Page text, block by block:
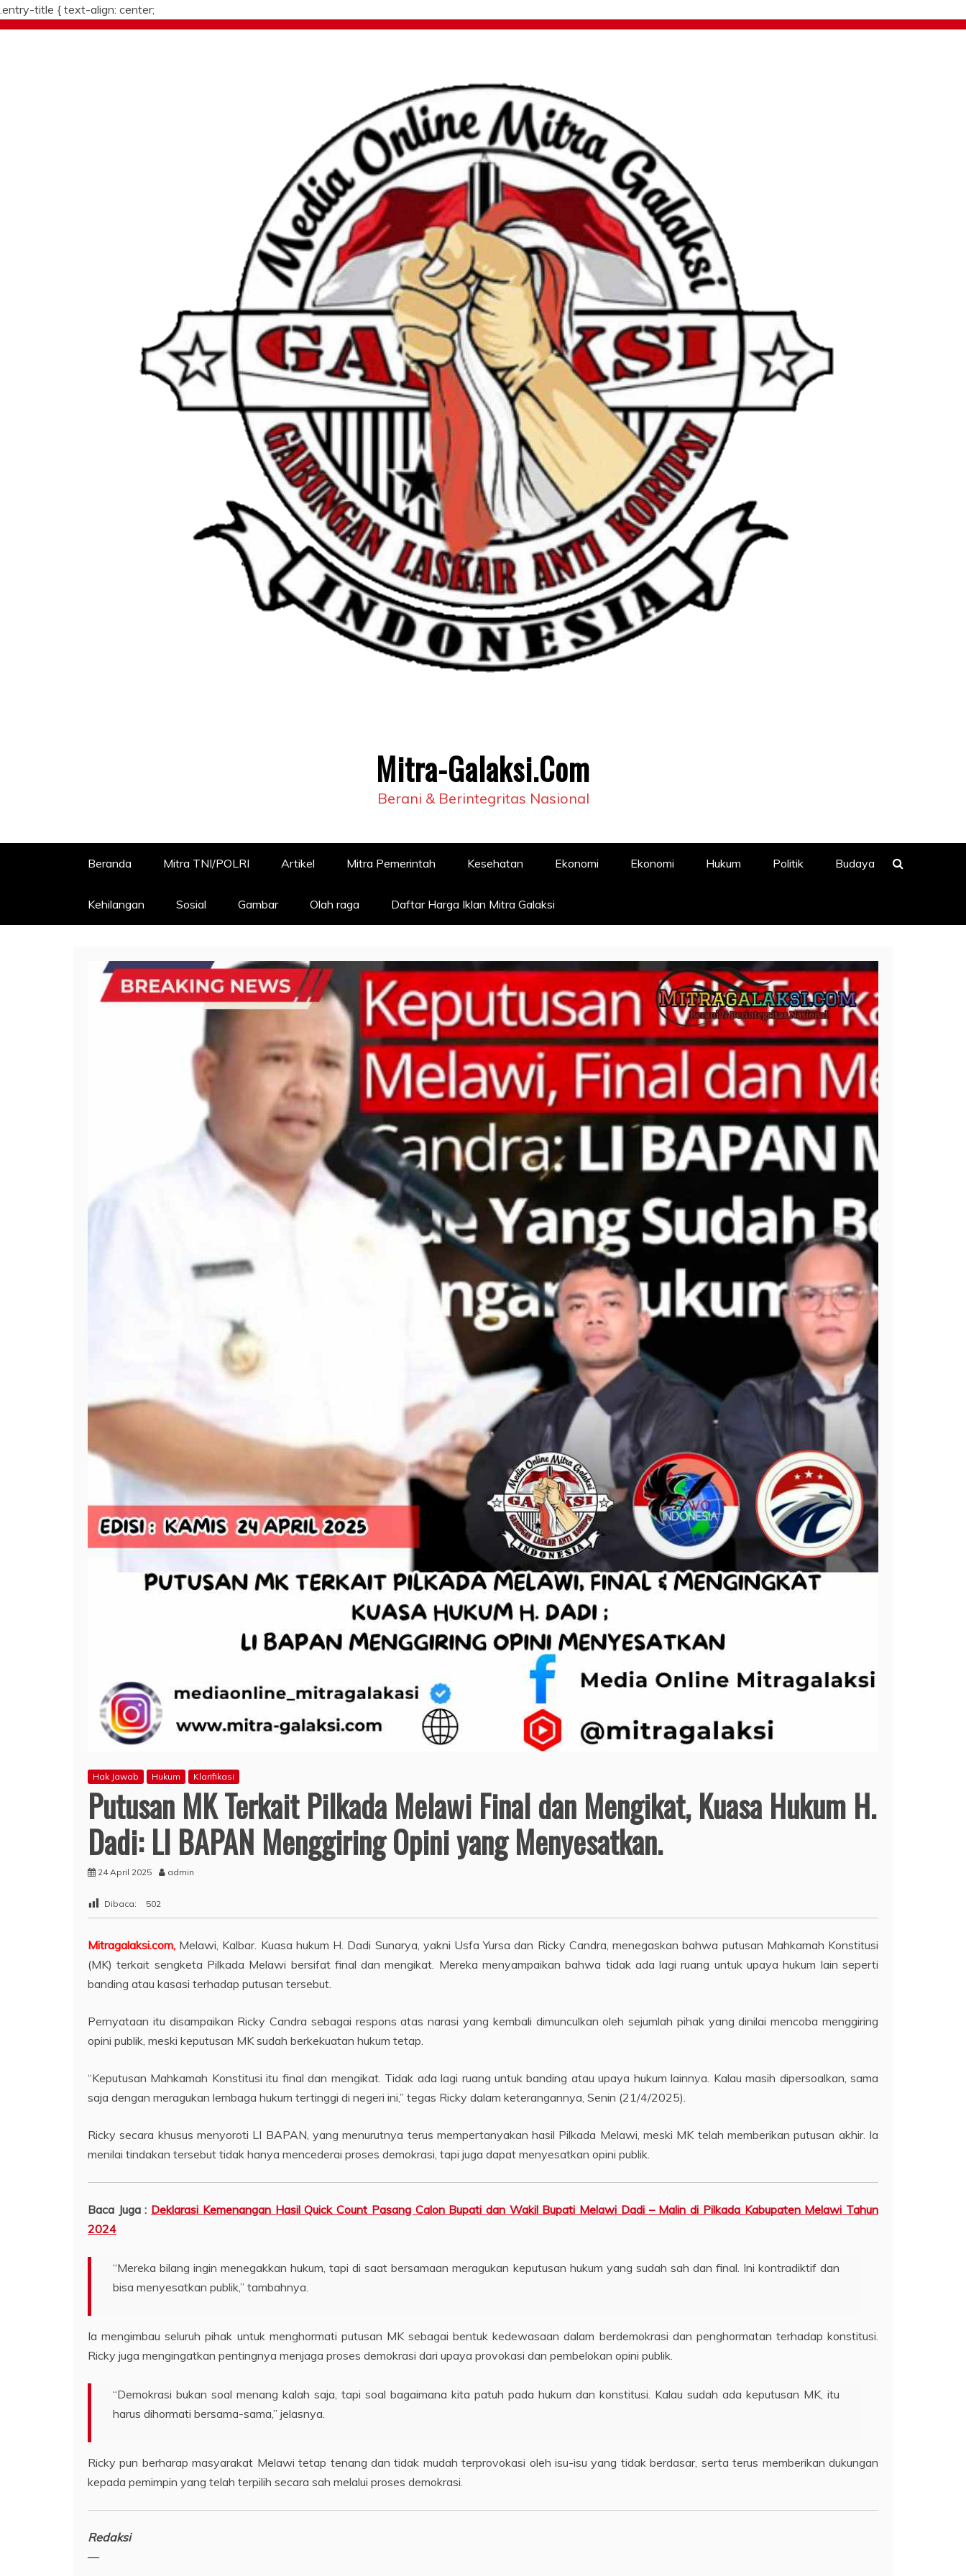
.entry-title { text-align: center;
Skip
Mitra-Galaksi.Com
Berani & Berintegritas Nasional
Beranda Mitra TNI/POLRI Artikel Mitra Pemerintah Kesehatan Ekonomi Ekonomi Hukum Politik Budaya
Kehilangan Sosial Gambar Olah raga Daftar Harga Iklan Mitra Galaksi
Hak Jawab Hukum Klarifikasi
Putusan MK Terkait Pilkada Melawi Final dan Mengikat, Kuasa Hukum H.
Dadi: LI BAPAN Menggiring Opini yang Menyesatkan.
24 April 2025 admin
Dibaca: 502
Mitragalaksi.com, Melawi, Kalbar. Kuasa hukum H. Dadi Sunarya, yakni Usfa Yursa dan Ricky Candra, menegaskan bahwa putusan Mahkamah Konstitusi
(MK) terkait sengketa Pilkada Melawi bersifat final dan mengikat. Mereka menyampaikan bahwa tidak ada lagi ruang untuk upaya hukum lain seperti
banding atau kasasi terhadap putusan tersebut.
Pernyataan itu disampaikan Ricky Candra sebagai respons atas narasi yang kembali dimunculkan oleh sejumlah pihak yang dinilai mencoba menggiring
opini publik, meski keputusan MK sudah berkekuatan hukum tetap.
“Keputusan Mahkamah Konstitusi itu final dan mengikat. Tidak ada lagi ruang untuk banding atau upaya hukum lainnya. Kalau masih dipersoalkan, sama
saja dengan meragukan lembaga hukum tertinggi di negeri ini,” tegas Ricky dalam keterangannya, Senin (21/4/2025).
Ricky secara khusus menyoroti LI BAPAN, yang menurutnya terus mempertanyakan hasil Pilkada Melawi, meski MK telah memberikan putusan akhir. Ia
menilai tindakan tersebut tidak hanya mencederai proses demokrasi, tapi juga dapat menyesatkan opini publik.
Baca Juga : Deklarasi Kemenangan Hasil Quick Count Pasang Calon Bupati dan Wakil Bupati Melawi Dadi – Malin di Pilkada Kabupaten Melawi Tahun
2024
“Mereka bilang ingin menegakkan hukum, tapi di saat bersamaan meragukan keputusan hukum yang sudah sah dan final. Ini kontradiktif dan
bisa menyesatkan publik,” tambahnya.
Ia mengimbau seluruh pihak untuk menghormati putusan MK sebagai bentuk kedewasaan dalam berdemokrasi dan penghormatan terhadap konstitusi.
Ricky juga mengingatkan pentingnya menjaga proses demokrasi dari upaya provokasi dan pembelokan opini publik.
“Demokrasi bukan soal menang kalah saja, tapi soal bagaimana kita patuh pada hukum dan konstitusi. Kalau sudah ada keputusan MK, itu
harus dihormati bersama-sama,” jelasnya.
Ricky pun berharap masyarakat Melawi tetap tenang dan tidak mudah terprovokasi oleh isu-isu yang tidak berdasar, serta terus memberikan dukungan
kepada pemimpin yang telah terpilih secara sah melalui proses demokrasi.
Redaksi
—